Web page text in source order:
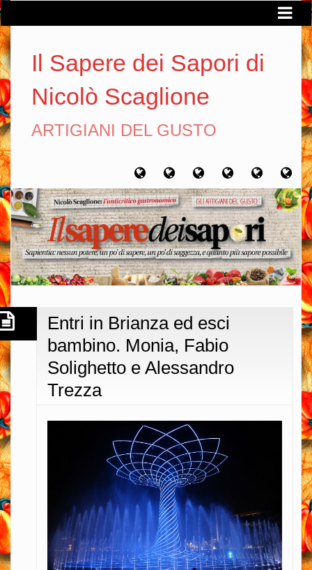
Il Sapere dei Sapori di
Nicolò Scaglione
ARTIGIANI DEL GUSTO
Home Chi
sono
Artigiani
del
gusto
Viaggi
del
gusto
Filosofia
del
gusto
Entri in Brianza ed esci
bambino. Monia, Fabio
Solighetto e Alessandro
Trezza